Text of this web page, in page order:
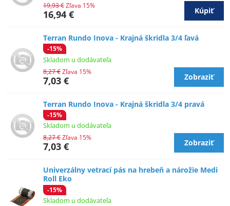
16,94 €
19,93 €Zľava 15%
Kúpiť
Terran Rundo Inova - Krajná škridla 3/4 ľavá
-15%
Skladom u dodávateľa
7,03 €
8,27 €Zľava 15%
Zobraziť
Terran Rundo Inova - Krajná škridla 3/4 pravá
-15%
Skladom u dodávateľa
7,03 €
8,27 €Zľava 15%
Zobraziť
Univerzálny vetrací pás na hrebeň a nárožie Medi
Roll Eko
-15%
Skladom u dodávateľa